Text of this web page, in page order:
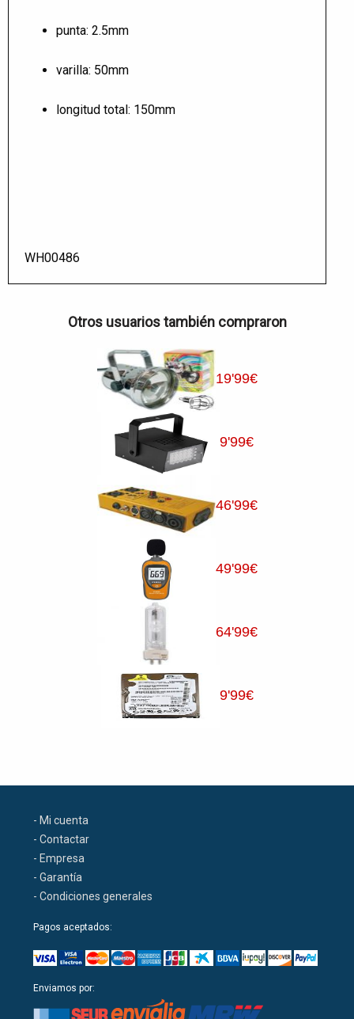
punta: 2.5mm
varilla: 50mm
longitud total: 150mm
WH00486
Otros usuarios también compraron
19'99€
9'99€
46'99€
49'99€
64'99€
9'99€
- Mi cuenta
- Contactar
- Empresa
- Garantía
- Condiciones generales
Pagos aceptados:
Enviamos por: